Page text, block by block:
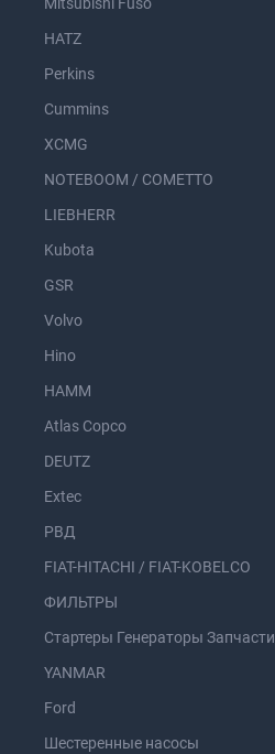
HATZ
Perkins
Cummins
XCMG
NOTEBOOM / COMETTO
LIEBHERR
Kubota
GSR
Volvo
Hino
HAMM
Atlas Copco
DEUTZ
Extec
РВД
FIAT-HITACHI / FIAT-KOBELCO
ФИЛЬТРЫ
Стартеры Генераторы Запчасти
YANMAR
Ford
Шестеренные насосы